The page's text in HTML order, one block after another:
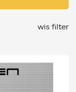
wis filter